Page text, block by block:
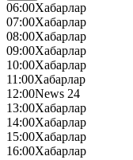
06:00Хабарлар
07:00Хабарлар
08:00Хабарлар
09:00Хабарлар
10:00Хабарлар
11:00Хабарлар
12:00News 24
13:00Хабарлар
14:00Хабарлар
15:00Хабарлар
16:00Хабарлар